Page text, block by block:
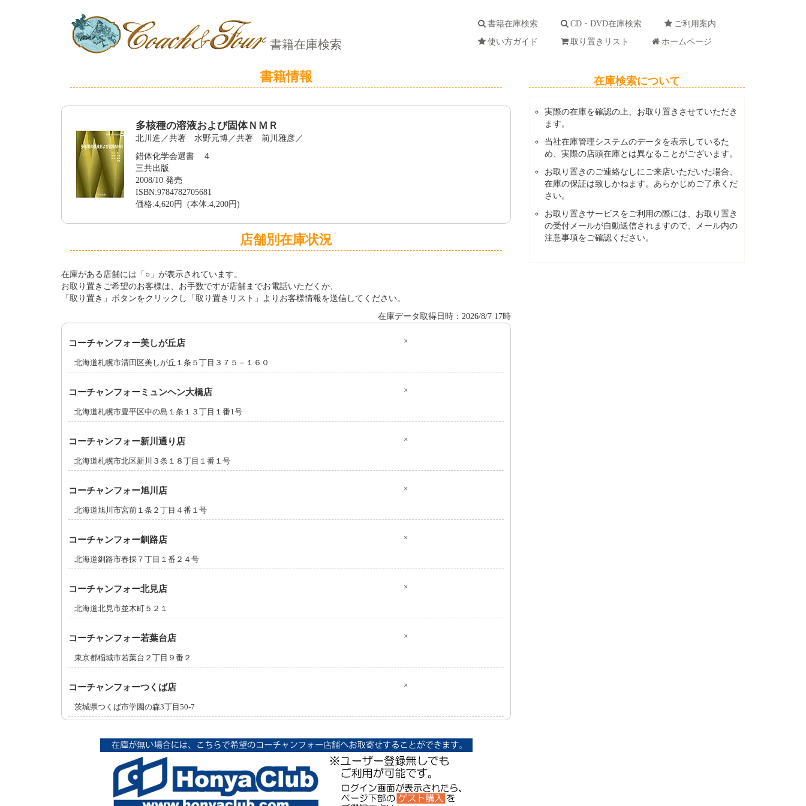
書籍在庫検索
書籍在庫検索 CD・DVD在庫検索
ご利用案内
使い方ガイド
取り置きリスト ホームページ
書籍情報
多核種の溶液および固体ＮＭＲ
北川進／共著 水野元博／共著 前川雅彦／
錯体化学会選書 ４
三共出版
2008/10 発売
ISBN:9784782705681
価格:4,620円 (本体:4,200円)
店舗別在庫状況
在庫がある店舗には「○」が表示されています。
お取り置きご希望のお客様は、お手数ですが店舗までお電話いただくか、
「取り置き」ボタンをクリックし「取り置きリスト」よりお客様情報を送信してください。
在庫データ取得日時：2026/8/7 17時
コーチャンフォー美しが丘店 ×
北海道札幌市清田区美しが丘１条５丁目３７５－１６０
コーチャンフォーミュンヘン大橋店 ×
北海道札幌市豊平区中の島１条１３丁目１番1号
コーチャンフォー新川通り店 ×
北海道札幌市北区新川３条１８丁目１番１号
コーチャンフォー旭川店 ×
北海道旭川市宮前１条２丁目４番１号
コーチャンフォー釧路店 ×
北海道釧路市春採７丁目１番２４号
コーチャンフォー北見店 ×
北海道北見市並木町５２１
コーチャンフォー若葉台店 ×
東京都稲城市若葉台２丁目９番２
コーチャンフォーつくば店 ×
茨城県つくば市学園の森3丁目50-7
在庫検索について
実際の在庫を確認の上、お取り置きさせていただき
ます。
当社在庫管理システムのデータを表示しているた
め、実際の店頭在庫とは異なることがございます。
お取り置きのご連絡なしにご来店いただいた場合、
在庫の保証は致しかねます。あらかじめご了承くだ
さい。
お取り置きサービスをご利用の際には、お取り置き
の受付メールが自動送信されますので、メール内の
注意事項をご確認ください。